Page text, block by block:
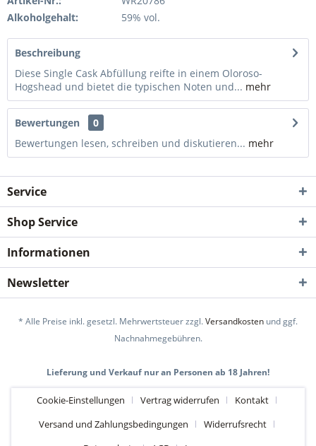
Alkoholgehalt:
59% vol.
Beschreibung
Diese Single Cask Abfüllung reifte in einem Oloroso-
Hogshead und bietet die typischen Noten und... mehr
Bewertungen
0
Bewertungen lesen, schreiben und diskutieren... mehr
Service
Shop Service
Informationen
Newsletter
* Alle Preise inkl. gesetzl. Mehrwertsteuer zzgl.Versandkosten und ggf.
Nachnahmegebühren.
Lieferung und Verkauf nur an Personen ab 18 Jahren!
Cookie-Einstellungen Vertrag widerrufen
Kontakt
Versand und Zahlungsbedingungen
Widerrufsrecht